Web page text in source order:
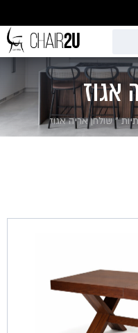
אגוז
»שולחן אריה אגוז